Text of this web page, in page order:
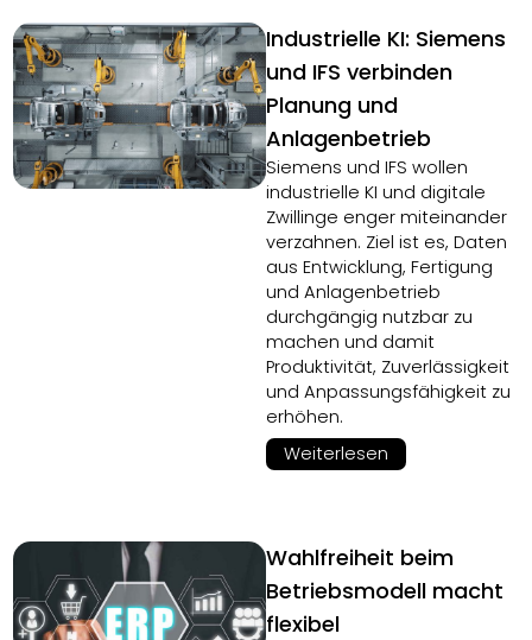
Industrielle KI: Siemens
und IFS verbinden
Planung und
Anlagenbetrieb
Siemens und IFS wollen
industrielle KI und digitale
Zwillinge enger miteinander
verzahnen. Ziel ist es, Daten
aus Entwicklung, Fertigung
und Anlagenbetrieb
durchgängig nutzbar zu
machen und damit
Produktivität, Zuverlässigkeit
und Anpassungsfähigkeit zu
erhöhen.
Weiterlesen
Wahlfreiheit beim
Betriebsmodell macht
flexibel